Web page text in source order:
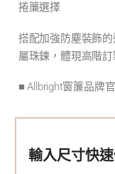
捲簾選擇
搭配加強防塵裝飾
屬珠鍊，體現高階
■ Allbright窗簾品牌
輸入尺寸快速